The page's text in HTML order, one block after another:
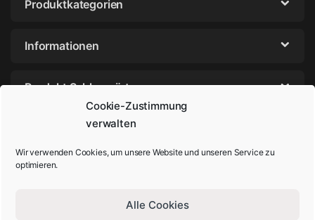
Cookie-Zustimmung
verwalten
Wir verwenden Cookies, um unsere Website und unseren Service zu
optimieren.
Alle Cookies
Produktkategorien
Informationen
Produkt Schlagwörter